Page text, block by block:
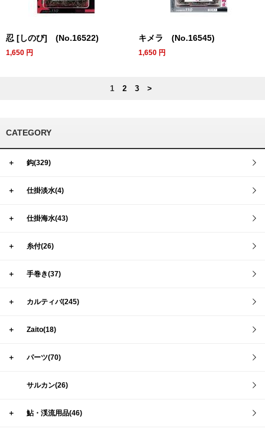
忍 [しのび] (No.16522)
1,650 円
キメラ (No.16545)
1,650 円
1 2 3 >
CATEGORY
＋ 鈎(329)
＋ 仕掛淡水(4)
＋ 仕掛海水(43)
＋ 糸付(26)
＋ 手巻き(37)
＋ カルティバ(245)
＋ Zaito(18)
＋ パーツ(70)
サルカン(26)
＋ 鮎・渓流用品(46)